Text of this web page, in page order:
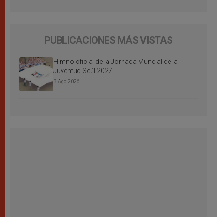
PUBLICACIONES MÁS VISTAS
Himno oficial de la Jornada Mundial de la
Juventud Seúl 2027
3 Ago 2026